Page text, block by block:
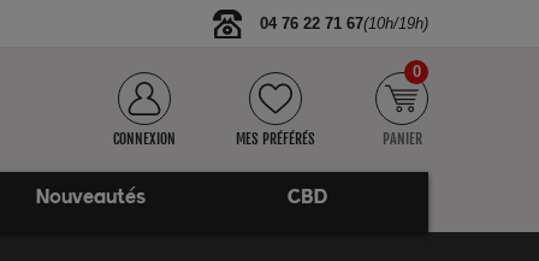
04 76 22 71 67(10h/19h)
CONNEXION MES PRÉFÉRÉS PANIER
0
Nouveautés CBD